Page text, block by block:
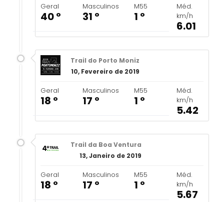
Geral
40 º
Masculinos
31 º
M55
1 º
Méd.
km/h
6.01
Trail do Porto Moniz
10, Fevereiro de 2019
Geral
18 º
Masculinos
17 º
M55
1 º
Méd.
km/h
5.42
Trail da Boa Ventura
13, Janeiro de 2019
Geral
18 º
Masculinos
17 º
M55
1 º
Méd.
km/h
5.67